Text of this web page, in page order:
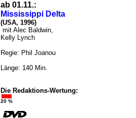
ab 01.11.:
Mississippi Delta
(USA, 1996)
mit Alec Baldwin,
Kelly Lynch
Regie: Phil Joanou
Länge: 140 Min.
Die Redaktions-Wertung:
20 %